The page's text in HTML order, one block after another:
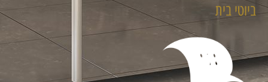
ביוטי בית